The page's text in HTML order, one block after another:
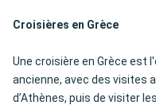
Croisières en Grèce
Une croisière en Grèce est
ancienne, avec des visites
d’Athènes, puis de visiter